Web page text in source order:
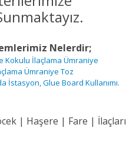
Nelerdir;
Kokulu İlaçlama Ümraniye
Ümraniye Toz
İstasyon, Glue Board Kullanımı.
| Haşere | Fare | İlaçları